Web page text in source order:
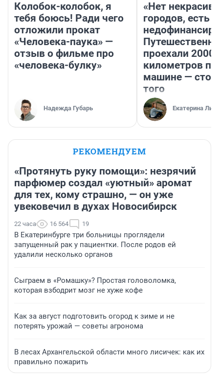
Колобок-колобок, я
тебя боюсь! Ради чего
отложили прокат
«Человека-паука» —
отзыв о фильме про
«человека-булку»
Надежда Губарь
«Нет
городов, есть
проехали 2000
километров по
машине —
того
Екатерина
РЕКОМЕНДУЕМ
«Протянуть руку помощи»: незрячий
парфюмер создал «уютный» аромат
для тех, кому страшно, — он уже
увековечил в духах Новосибирск
22 часа 16 564 19
В Екатеринбурге три больницы проглядели
запущенный рак у пациентки. После родов ей
удалили несколько органов
Сыграем в «Ромашку»? Простая головоломка,
которая взбодрит мозг не хуже кофе
Как за август подготовить огород к зиме и не
потерять урожай — советы агронома
В лесах Архангельской области много лисичек: как их
правильно пожарить